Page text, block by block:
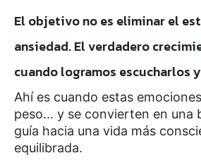
El objetivo no es eliminar el
ansiedad. El verdadero
cuando logramos escucharlos
Ahí es cuando estas
peso... y se convierten en una
guía hacia una vida más
equilibrada.